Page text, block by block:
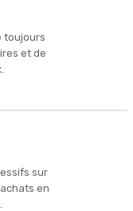
toujours
et de
sur
en